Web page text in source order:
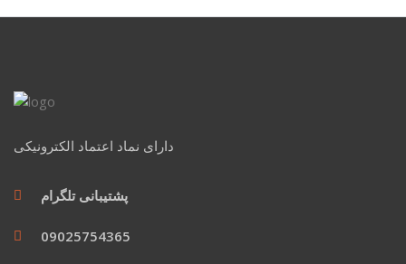
دارای نماد اعتماد الکترونیکی
پشتیبانی تلگرام
09025754365